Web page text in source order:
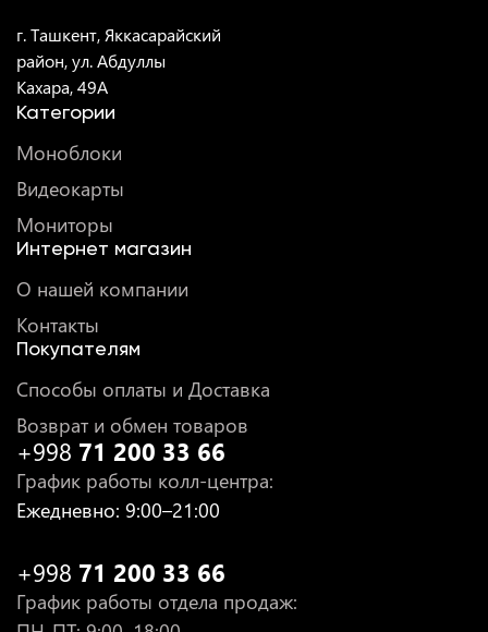
г. Ташкент, Яккасарайский
район, ул. Абдуллы
Кахара, 49A
Категории
Моноблоки
Видеокарты
Мониторы
Интернет магазин
О нашей компании
Контакты
Покупателям
Способы оплаты и Доставка
Возврат и обмен товаров
+998 71 200 33 66
График работы колл-центра:
Ежедневно: 9:00–21:00
+998 71 200 33 66
График работы отдела продаж: